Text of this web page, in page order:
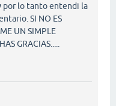
por lo tanto entendi la
SI NO ES
UN SIMPLE
GRACIAS.....